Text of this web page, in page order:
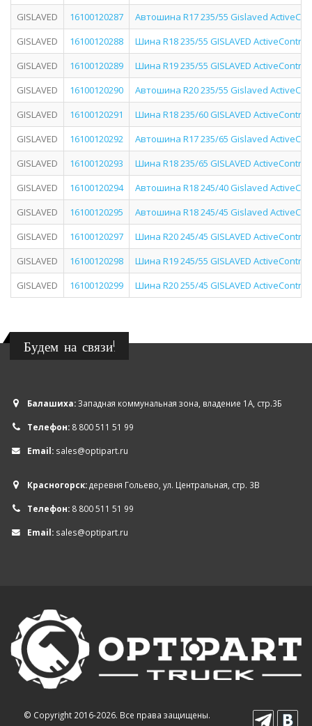
GISLAVED
16100120287
Автошина R17 235/55 Gislaved
GISLAVED
16100120288
Шина R18 235/55 GISLAVED ActiveControl
GISLAVED
16100120289
Шина R19 235/55 GISLAVED ActiveControl
GISLAVED
16100120290
Автошина R20 235/55 Gislaved
GISLAVED
16100120291
Шина R18 235/60 GISLAVED ActiveControl
GISLAVED
16100120292
Автошина R17 235/65 Gislaved
GISLAVED
16100120293
Шина R18 235/65 GISLAVED ActiveControl
GISLAVED
16100120294
Автошина R18 245/40 Gislaved
GISLAVED
16100120295
Автошина R18 245/45 Gislaved
GISLAVED
16100120297
Шина R20 245/45 GISLAVED ActiveControl
GISLAVED
16100120298
Шина R19 245/55 GISLAVED ActiveControl
GISLAVED
16100120299 Шина R20 255/45 GISLAVED ActiveControl
Будем на связи!
Балашиха:Западная коммунальная зона, владение 1А, стр.3Б
Телефон: 8 800 511 51 99
Email: sales@optipart.ru
Красногорск:деревня Гольево, ул. Центральная, стр. 3В
Телефон: 8 800 511 51 99
Email: sales@optipart.ru
© Copyright 2016-2026. Все права защищены.